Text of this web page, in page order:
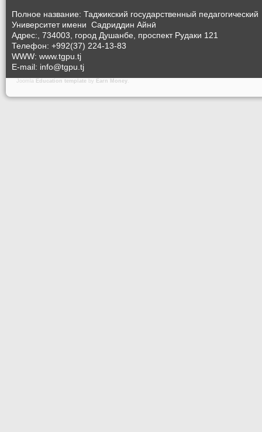
Полное название: Таджикский государственный педагогический
Университет имени Садриддин Айнӣ
Адрес:, 734003, город Душанбе, проспект Рудаки 121
Телефон: +992(37) 224-13-83
WWW: www.tgpu.tj
E-mail: info@tgpu.tj
Joomla Education template by Earn Money.